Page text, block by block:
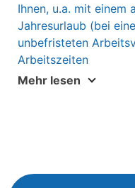
Ihnen, u.a. mit einem
Jahresurlaub (bei
unbefristeten
Arbeitszeiten
Mehr lesen